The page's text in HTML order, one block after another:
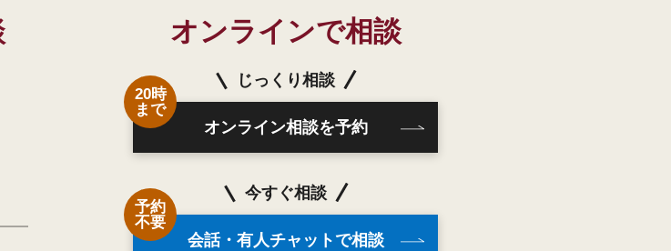
オンラインで相談
じっくり相談
20時
まで
オンライン相談を予約
今すぐ相談
予約
不要
会話・有人チャットで相談